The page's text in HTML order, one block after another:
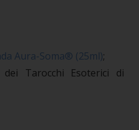
Aura-Soma® (25ml);
Tarocchi Esoterici di